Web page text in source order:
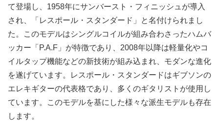
て登場し、1958年にサンバースト・フィニッシュが導入
され、「レスポール・スタンダード」と名付けられまし
た。このモデルはシングルコイルが組み合わさったハムバ
ッカー「P.A.F」が特徴であり、2008年以降は軽量化やコ
イルタップ機能などの新技術が組み込まれ、モダンな進化
を遂げています。レスポール・スタンダードはギブソンの
エレキギターの代表格であり、多くのギタリストが使用し
ています。このモデルを基にした様々な派生モデルも存在
します。